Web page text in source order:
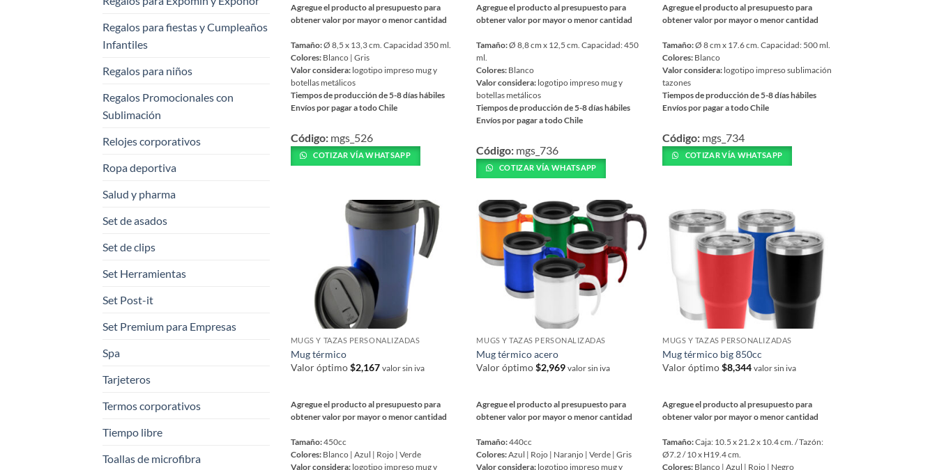
Regalos para fiestas y Cumpleaños
Infantiles
Regalos para niños
Regalos Promocionales con
Sublimación
Relojes corporativos
Ropa deportiva
Salud y pharma
Set de asados
Set de clips
Set Herramientas
Set Post-it
Set Premium para Empresas
Spa
Tarjeteros
Termos corporativos
Tiempo libre
Toallas de microfibra
Agregue el producto al presupuesto para
obtener valor por mayor o menor cantidad
Tamaño:Ø 8,5 x 13,3 cm. Capacidad 350 ml.
Colores: Blanco | Gris
Valor considera: logotipo impreso mug y
botellas metálicos
Tiempos de producción de 5-8 días hábiles
Envíos por pagar a todo Chile
producto
tiene
página
producto
Código: mgs_526
COTIZAR VÍA WHATSAPP
Agregue el producto al presupuesto para
obtener valor por mayor o menor cantidad
Tamaño:Ø 8,8 cm x 12,5 cm. Capacidad: 450
ml.
Colores: Blanco
Valor considera: logotipo impreso mug y
botellas metálicos
Tiempos de producción de 5-8 días hábiles
Envíos por pagar a todo Chile
producto
tiene
variantes.
Las
opciones
se
pueden
de
producto
Código: mgs_736
COTIZAR VÍA WHATSAPP
Agregue el producto al presupuesto para
obtener valor por mayor o menor cantidad
Tamaño:Ø 8 cm x 17.6 cm. Capacidad: 500 ml.
Colores: Blanco
Valor considera: logotipo impreso sublimación
tazones
Tiempos de producción de 5-8 días hábiles
Envíos por pagar a todo Chile
producto
tiene
opciones
elegir
página
producto
Código: mgs_734
COTIZAR VÍA WHATSAPP
MUGS Y TAZAS PERSONALIZADAS
Mug térmico
Valor óptimo$2,167 valor sin iva
Agregue el producto al presupuesto para
obtener valor por mayor o menor cantidad
Tamaño:450cc
Colores: Blanco | Azul | Rojo | Verde
Valor considera: logotipo impreso mug y
MUGS Y TAZAS PERSONALIZADAS
Mug térmico acero
Valor óptimo$2,969 valor sin iva
Agregue el producto al presupuesto para
obtener valor por mayor o menor cantidad
Tamaño:440cc
Colores:Azul | Rojo | Naranjo | Verde | Gris
Valor considera: logotipo impreso mug y
MUGS Y TAZAS PERSONALIZADAS
Mug térmico big 850cc
Valor óptimo$8,344 valor sin iva
Agregue el producto al presupuesto para
obtener valor por mayor o menor cantidad
Tamaño:Caja: 10.5 x 21.2 x 10.4 cm. / Tazón:
Ø7.2 / 10 x H19.4 cm.
Colores: Blanco | Azul | Rojo | Negro